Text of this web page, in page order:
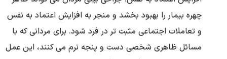
چهره بیمار را بهبود بخشد و منجر به افزایش اعتماد به نفس
و تعاملات اجتماعی مثبت تر در فرد شود. برای مردانی که با
مسائل ظاهری شخصی دست و پنجه نرم می کنند، این عمل